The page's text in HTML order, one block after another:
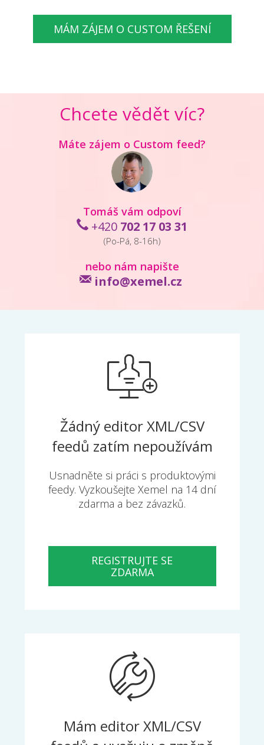
MÁM ZÁJEM O CUSTOM ŘEŠENÍ
Chcete vědět víc?
Máte zájem o Custom feed?
Tomáš vám odpoví
+420 702 17 03 31
(Po-Pá, 8-16h)
nebo nám napište
info@xemel.cz
Žádný editor XML/CSV
feedů zatím nepoužívám
Usnadněte si práci s produktovými
feedy. Vyzkoušejte Xemel na 14 dní
zdarma a bez závazků.
REGISTRUJTE SE
ZDARMA
Mám editor XML/CSV